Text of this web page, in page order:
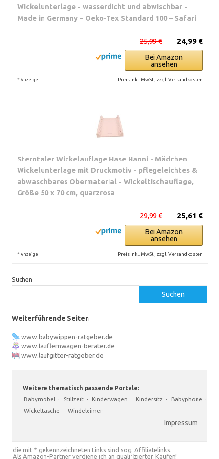
Wickelunterlage - wasserdicht und abwischbar -
Made in Germany – Oeko-Tex Standard 100 – Safari
24,99 €
25,99 €
Bei Amazon
ansehen
* Anzeige Preis inkl. MwSt., zzgl. Versandkosten
Sterntaler Wickelauflage Hase Hanni - Mädchen
Wickelunterlage mit Druckmotiv - pflegeleichtes &
abwaschbares Obermaterial - Wickeltischauflage,
Größe 50 x 70 cm, quarzrosa
25,61 €
29,99 €
Bei Amazon
ansehen
* Anzeige Preis inkl. MwSt., zzgl. Versandkosten
Suchen
Suchen
Weiterführende Seiten
www.babywippen-ratgeber.de
www.lauflernwagen-berater.de
www.laufgitter-ratgeber.de
Weitere thematisch passende Portale:
Babymöbel · Stillzeit · Kinderwagen · Kindersitz · Babyphone ·
Wickeltasche · Windeleimer
Impressum
die mit * gekennzeichneten Links sind sog. Affiliatelinks.
Als Amazon-Partner verdiene ich an qualifizierten Käufen!